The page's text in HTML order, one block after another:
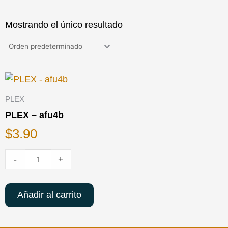
Mostrando el único resultado
PLEX
PLEX – afu4b
$3.90
Cantidad
afu4b
- +
Añadir al carrito